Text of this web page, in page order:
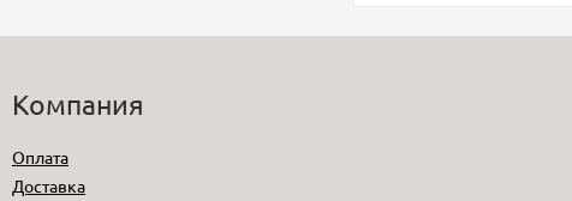
Компания
Оплата
Доставка